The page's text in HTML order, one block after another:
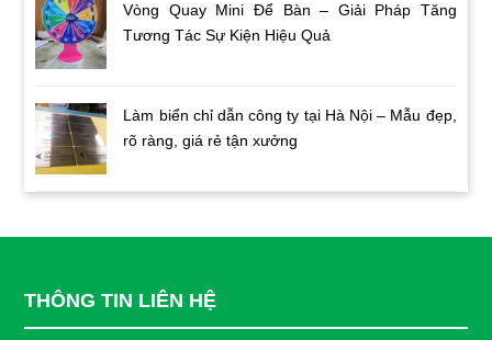
Vòng Quay Mini Để Bàn – Giải Pháp Tăng
Tương Tác Sự Kiện Hiệu Quả
Làm biển chỉ dẫn công ty tại Hà Nội – Mẫu đẹp,
rõ ràng, giá rẻ tận xưởng
THÔNG TIN LIÊN HỆ